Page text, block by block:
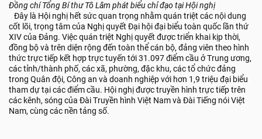
Đồng chí Tổng Bí thư Tô Lâm phát biểu chỉ đạo tại Hội nghị
Đây là Hội nghị hết sức quan trọng nhằm quán triệt các nội dung
cốt lõi, trọng tâm của Nghị quyết Đại hội đại biểu toàn quốc lần thứ
XIV của Đảng. Việc quán triệt Nghị quyết được triển khai kịp thời,
đồng bộ và trên diện rộng đến toàn thể cán bộ, đảng viên theo hình
thức trực tiếp kết hợp trực tuyến tới 31.097 điểm cầu ở Trung ương,
các tỉnh/thành phố, các xã, phường, đặc khu, các tổ chức đảng
trong Quân đội, Công an và doanh nghiệp với hơn 1,9 triệu đại biểu
tham dự tại các điểm cầu. Hội nghị được truyền hình trực tiếp trên
các kênh, sóng của Đài Truyền hình Việt Nam và Đài Tiếng nói Việt
Nam, cùng các nền tảng số.